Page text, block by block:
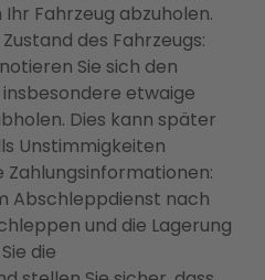
Fahrzeug abzuholen.
des Fahrzeugs:
Sie sich den
insbesondere etwaige
Dies kann später
Unstimmigkeiten
Zahlungsinformationen:
Abschleppdienst nach
und die Lagerung
die